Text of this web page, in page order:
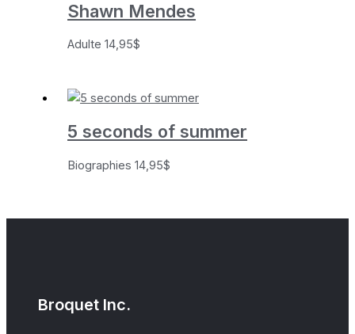
Shawn Mendes
Adulte14,95$
5 seconds of summer
Biographies14,95$
Broquet Inc.